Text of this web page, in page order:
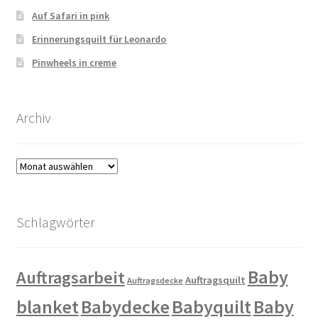
Auf Safari in pink
Erinnerungsquilt für Leonardo
Pinwheels in creme
Archiv
Archiv
Schlagwörter
Auftragsarbeit Auftragsdecke Auftragsquilt Baby
blanketBabydeckeBabyquiltBaby